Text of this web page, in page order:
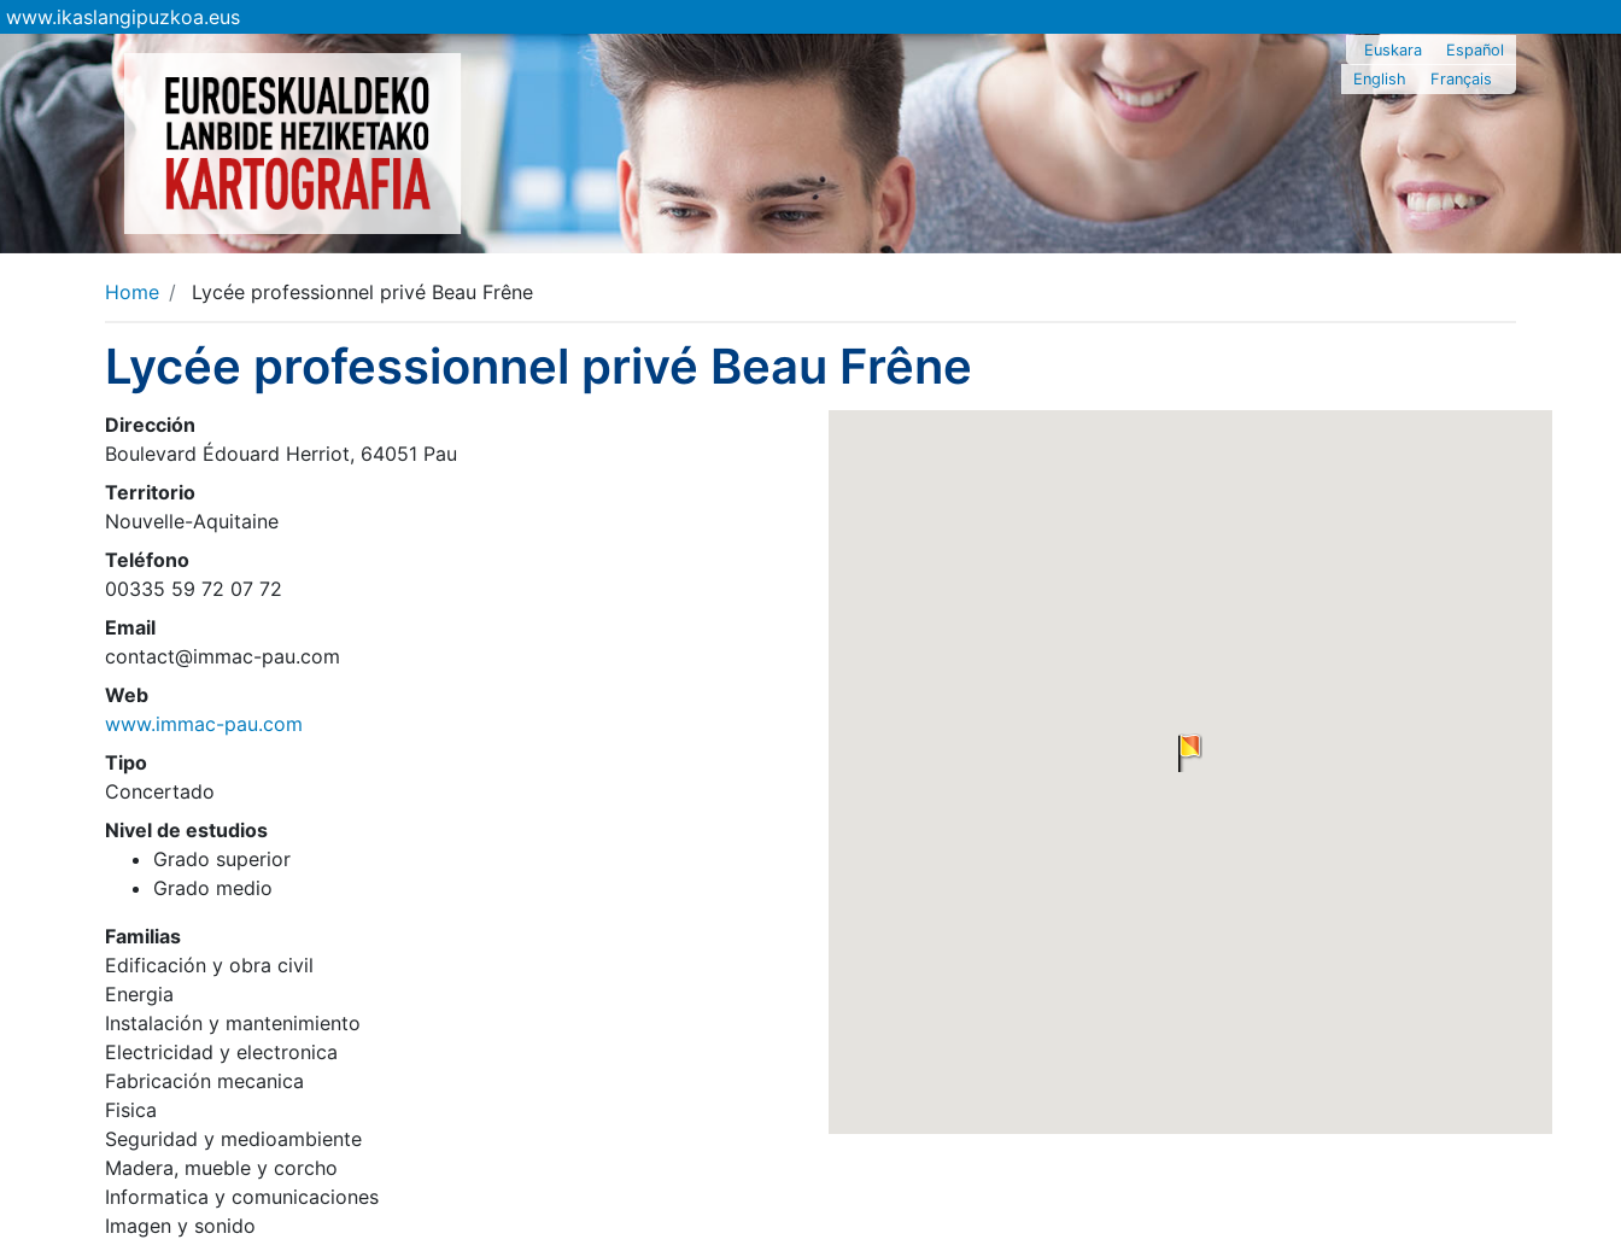
www.ikaslangipuzkoa.eus
Euskara
Español
English
Français
Home Lycée professionnel privé Beau Frêne
Lycée professionnel privé Beau Frêne
Dirección
Boulevard Édouard Herriot, 64051 Pau
Territorio
Nouvelle-Aquitaine
Teléfono
00335 59 72 07 72
Email
contact@immac-pau.com
Web
www.immac-pau.com
Tipo
Concertado
Nivel de estudios
Grado superior
Grado medio
Familias
Edificación y obra civil
Energia
Instalación y mantenimiento
Electricidad y electronica
Fabricación mecanica
Fisica
Seguridad y medioambiente
Madera, mueble y corcho
Informatica y comunicaciones
Imagen y sonido